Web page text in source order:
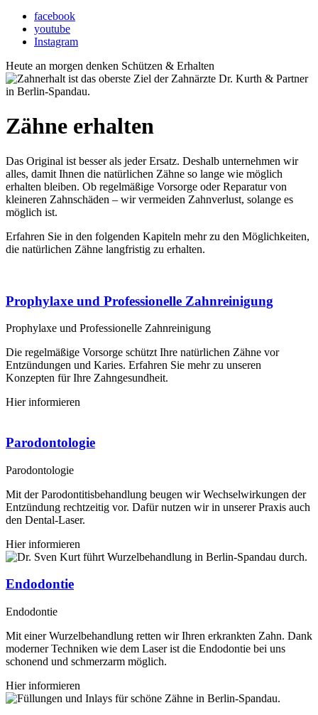
facebook
youtube
Instagram
Heute an morgen denken Schützen & Erhalten
Zähne erhalten
Das Original ist besser als jeder Ersatz. Deshalb unternehmen wir
alles, damit Ihnen die natürlichen Zähne so lange wie möglich
erhalten bleiben. Ob regelmäßige Vorsorge oder Reparatur von
kleineren Zahnschäden – wir vermeiden Zahnverlust, solange es
möglich ist.
Erfahren Sie in den folgenden Kapiteln mehr zu den Möglichkeiten,
die natürlichen Zähne langfristig zu erhalten.
Prophylaxe und Professionelle Zahnreinigung
Prophylaxe und Professionelle Zahnreinigung
Die regelmäßige Vorsorge schützt Ihre natürlichen Zähne vor
Entzündungen und Karies. Erfahren Sie mehr zu unseren
Konzepten für Ihre Zahngesundheit.
Hier informieren
Parodontologie
Parodontologie
Mit der Parodontitisbehandlung beugen wir Wechselwirkungen der
Entzündung rechtzeitig vor. Dafür nutzen wir in unserer Praxis auch
den Dental-Laser.
Hier informieren
Endodontie
Endodontie
Mit einer Wurzelbehandlung retten wir Ihren erkrankten Zahn. Dank
moderner Techniken wie dem Laser ist die Endodontie bei uns
schonend und schmerzarm möglich.
Hier informieren